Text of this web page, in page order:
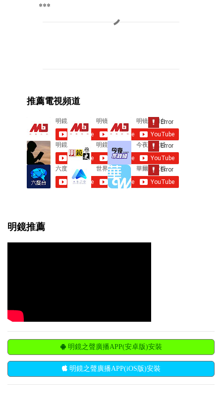
***
n
t
s
推薦電視頻道
明鏡推薦
明鏡之聲廣播APP(安卓版)安裝
明鏡之聲廣播APP(iOS版)安裝